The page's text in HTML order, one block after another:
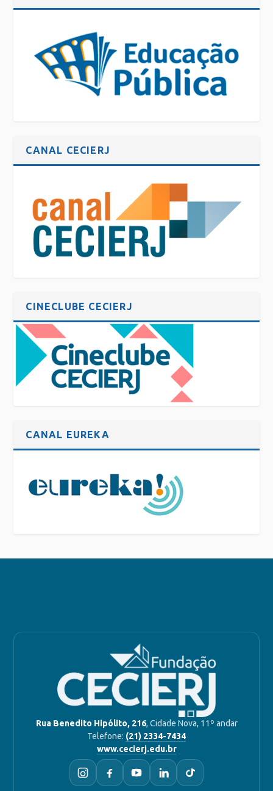
CANAL CECIERJ
CINECLUBE CECIERJ
CANAL EUREKA
Rua Benedito Hipólito, 216, Cidade Nova, 11º andar
Telefone: (21) 2334-7434
www.cecierj.edu.br